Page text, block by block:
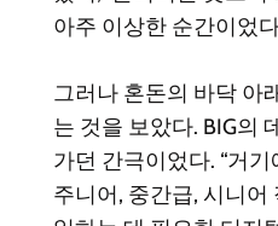
아주 이상한 순간이었다
그러나 혼돈의 바닥 아
는 것을 보았다. BIG의
가던 간극이었다. “거
주니어, 중간급, 시니어